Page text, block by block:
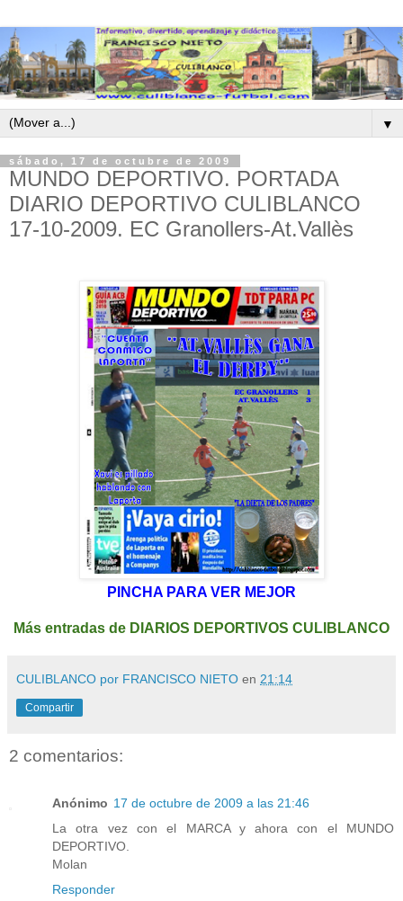
▼
sábado, 17 de octubre de 2009
MUNDO DEPORTIVO. PORTADA
DIARIO DEPORTIVO CULIBLANCO
17-10-2009. EC Granollers-At.Vallès
PINCHA PARA VER MEJOR
Más entradas de DIARIOS DEPORTIVOS CULIBLANCO
CULIBLANCO por FRANCISCO NIETO en 21:14
Compartir
2 comentarios:
Anónimo 17 de octubre de 2009 a las 21:46
La otra vez con el MARCA y ahora con el MUNDO
DEPORTIVO.
Molan
Responder